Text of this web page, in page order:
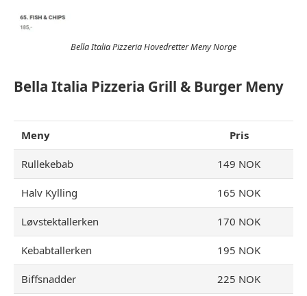
Bella Italia Pizzeria Hovedretter Meny Norge
Bella Italia Pizzeria Grill & Burger Meny
Meny Pris
Rullekebab 149 NOK
Halv Kylling 165 NOK
Løvstektallerken 170 NOK
Kebabtallerken 195 NOK
Biffsnadder 225 NOK